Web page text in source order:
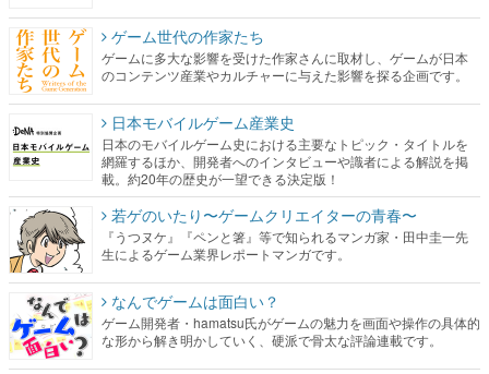
ゲーム世代の作家たち
ゲームに多大な影響を受けた作家さんに取材し、ゲームが日本
のコンテンツ産業やカルチャーに与えた影響を探る企画です。
日本モバイルゲーム産業史
日本のモバイルゲーム史における主要なトピック・タイトルを
網羅するほか、開発者へのインタビューや識者による解説を掲
載。約20年の歴史が一望できる決定版！
若ゲのいたり〜ゲームクリエイターの青春〜
『うつヌケ』『ペンと箸』等で知られるマンガ家・田中圭一先
生によるゲーム業界レポートマンガです。
なんでゲームは面白い？
ゲーム開発者・hamatsu氏がゲームの魅力を画面や操作の具体的
な形から解き明かしていく、硬派で骨太な評論連載です。